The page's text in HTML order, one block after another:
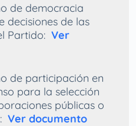
de democracia
decisiones de las
Partido: Ver
de participación en
para la selección
públicas o
Ver documento